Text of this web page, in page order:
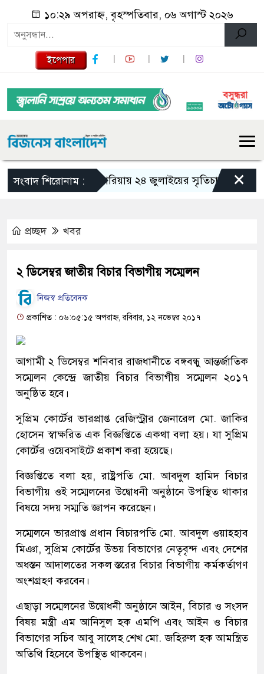
১০:২৯ অপরাহ্ন, বৃহস্পতিবার, ০৬ অগাস্ট ২০২৬
ইপেপার
সংবাদ শিরোনাম :গজারিয়ায় ২৪ জুলাইয়ের স্মৃতিচারণ: গুমের
×
প্রচ্ছদ খবর
২ ডিসেম্বর জাতীয় বিচার বিভাগীয় সম্মেলন
নিজস্ব প্রতিবেদক
প্রকাশিত : ০৬:০৫:১৫ অপরাহ্ন, রবিবার, ১২ নভেম্বর ২০১৭
আগামী ২ ডিসেম্বর শনিবার রাজধানীতে বঙ্গবন্ধু আন্তর্জাতিক
সম্মেলন কেন্দ্রে জাতীয় বিচার বিভাগীয় সম্মেলন ২০১৭
অনুষ্ঠিত হবে।
সুপ্রিম কোর্টের ভারপ্রাপ্ত রেজিস্ট্রার জেনারেল মো. জাকির
হোসেন স্বাক্ষরিত এক বিজ্ঞপ্তিতে একথা বলা হয়। যা সুপ্রিম
কোর্টের ওয়েবসাইটে প্রকাশ করা হয়েছে।
বিজ্ঞপ্তিতে বলা হয়, রাষ্ট্রপতি মো. আবদুল হামিদ বিচার
বিভাগীয় ওই সম্মেলনের উদ্বোধনী অনুষ্ঠানে উপস্থিত থাকার
বিষয়ে সদয় সম্মতি জ্ঞাপন করেছেন।
সম্মেলনে ভারপ্রাপ্ত প্রধান বিচারপতি মো. আবদুল ওয়াহ্হাব
মিঞা, সুপ্রিম কোর্টের উভয় বিভাগের নেতৃবৃন্দ এবং দেশের
অধস্তন আদালতের সকল স্তরের বিচার বিভাগীয় কর্মকর্তাগণ
অংশগ্রহণ করবেন।
এছাড়া সম্মেলনের উদ্বোধনী অনুষ্ঠানে আইন, বিচার ও সংসদ
বিষয় মন্ত্রী এম আনিসুল হক এমপি এবং আইন ও বিচার
বিভাগের সচিব আবু সালেহ শেখ মো. জহিরুল হক আমন্ত্রিত
অতিথি হিসেবে উপস্থিত থাকবেন।